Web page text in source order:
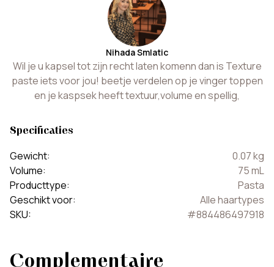
Nihada Smlatic
Wil je u kapsel tot zijn recht laten komenn dan is Texture
paste iets voor jou! beetje verdelen op je vinger toppen
en je kaspsek heeft textuur,volume en spellig,
Specificaties
Gewicht: 0.07kg
Volume: 75mL
Producttype:
Pasta
Geschikt voor:
Alle haartypes
SKU: #884486497918
Complementaire